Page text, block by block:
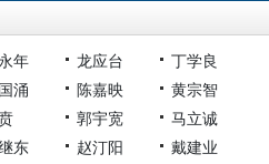
年 龙应台
丁学良
涌 陈嘉映
黄宗智
郭宇宽
马立诚
东 赵汀阳
戴建业